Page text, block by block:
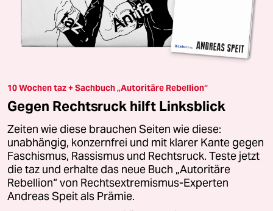
10 Wochen taz + Sachbuch „Autoritäre Rebellion“
Gegen Rechtsruck hilft Linksblick
Zeiten wie diese brauchen Seiten wie diese:
unabhängig, konzernfrei und mit klarer Kante gegen
Faschismus, Rassismus und Rechtsruck. Teste jetzt
die taz und erhalte das neue Buch „Autoritäre
Rebellion“ von Rechtsextremismus-Experten
Andreas Speit als Prämie.